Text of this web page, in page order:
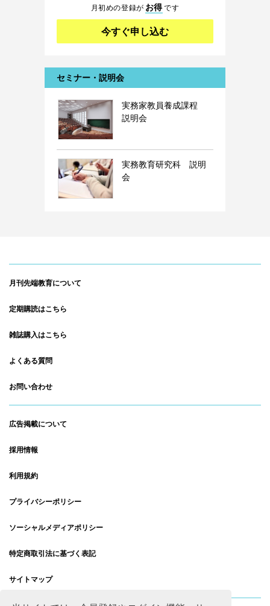
月初めの登録が お得です
今すぐ申し込む
セミナー・説明会
実務家教員養成課程
説明会
実務教育研究科 説明
会
月刊先端教育について
定期購読はこちら
雑誌購入はこちら
よくある質問
お問い合わせ
広告掲載について
採用情報
利用規約
プライバシーポリシー
ソーシャルメディアポリシー
特定商取引法に基づく表記
サイトマップ